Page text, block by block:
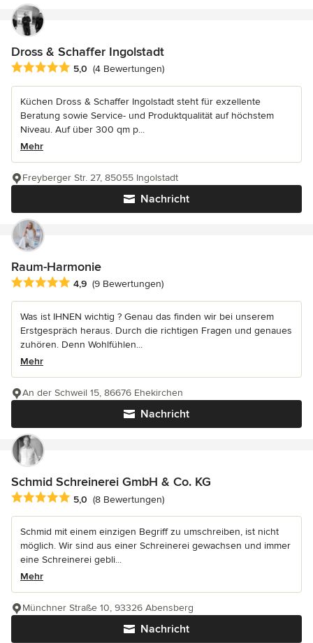
Dross & Schaffer Ingolstadt
Durchschnittliche Bewertung: 5 von 5 Sternen
5,0 (4 Bewertungen)
Küchen Dross & Schaffer Ingolstadt steht für exzellente
Beratung sowie Service- und Produktqualität auf höchstem
Niveau. Auf über 300 qm p...
Mehr
Nachricht
Freyberger Str. 27, 85055 Ingolstadt
Raum-Harmonie
Durchschnittliche Bewertung: 4.9 von 5 Sternen
4,9 (9 Bewertungen)
Was ist IHNEN wichtig ? Genau das finden wir bei unserem
Erstgespräch heraus. Durch die richtigen Fragen und genaues
zuhören. Denn Wohlfühlen...
Mehr
Nachricht
An der Schweil 15, 86676 Ehekirchen
Schmid Schreinerei GmbH & Co. KG
Durchschnittliche Bewertung: 5 von 5 Sternen
5,0 (8 Bewertungen)
Schmid mit einem einzigen Begriff zu umschreiben, ist nicht
möglich. Wir sind aus einer Schreinerei gewachsen und immer
eine Schreinerei gebli...
Mehr
Nachricht
Münchner Straße 10, 93326 Abensberg